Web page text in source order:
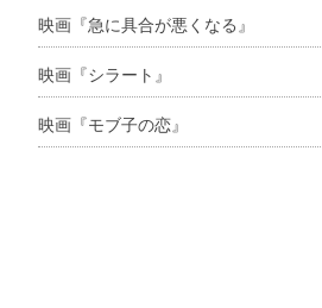
映画『急に具合が悪くなる』
映画『シラート』
映画『モブ子の恋』